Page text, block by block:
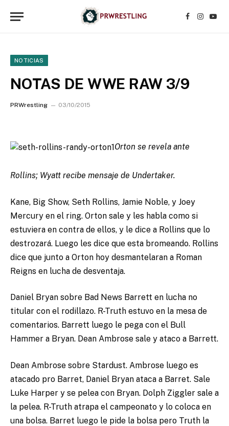
Facebook
NOTICIAS
NOTAS DE WWE RAW 3/9
PRWrestling 03/10/2015
Orton se revela ante
Rollins; Wyatt recibe mensaje de Undertaker.
Kane, Big Show, Seth Rollins, Jamie Noble, y Joey
Mercury en el ring. Orton sale y les habla como si
estuviera en contra de ellos, y le dice a Rollins que lo
destrozará. Luego les dice que esta bromeando. Rollins
dice que junto a Orton hoy desmantelaran a Roman
Reigns en lucha de desventaja.
Daniel Bryan sobre Bad News Barrett en lucha no
titular con el rodillazo. R-Truth estuvo en la mesa de
comentarios. Barrett luego le pega con el Bull
Hammer a Bryan. Dean Ambrose sale y ataco a Barrett.
Dean Ambrose sobre Stardust. Ambrose luego es
atacado pro Barret, Daniel Bryan ataca a Barret. Sale
Luke Harper y se pelea con Bryan. Dolph Ziggler sale a
la pelea. R-Truth atrapa el campeonato y lo coloca en
una bolsa. Barret luego le pide la bolsa pero Truth la